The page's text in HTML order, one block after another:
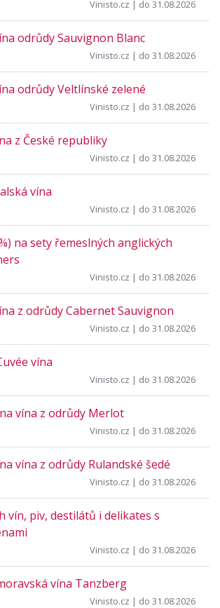
Vinisto.cz | do 31.08.2026
odrůdy Sauvignon Blanc
Vinisto.cz | do 31.08.2026
odrůdy Veltlínské zelené
Vinisto.cz | do 31.08.2026
z České republiky
Vinisto.cz | do 31.08.2026
vína
Vinisto.cz | do 31.08.2026
na sety řemeslných anglických
Vinisto.cz | do 31.08.2026
z odrůdy Cabernet Sauvignon
Vinisto.cz | do 31.08.2026
vína
Vinisto.cz | do 31.08.2026
vína z odrůdy Merlot
Vinisto.cz | do 31.08.2026
vína z odrůdy Rulandské šedé
Vinisto.cz | do 31.08.2026
vín, piv, destilátů i delikates s
Vinisto.cz | do 31.08.2026
vína Tanzberg
Vinisto.cz | do 31.08.2026